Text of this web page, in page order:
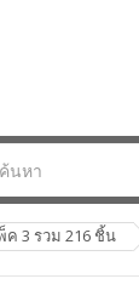
ค 3 รวม 216 ชิ้น